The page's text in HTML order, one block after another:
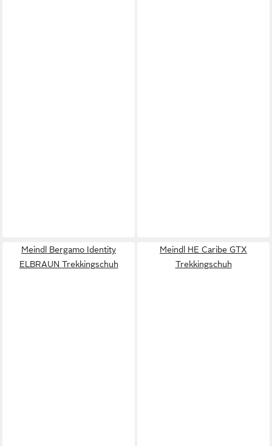
Meindl Bergamo Identity
ELBRAUN Trekkingschuh
Meindl HE Caribe GTX
Trekkingschuh